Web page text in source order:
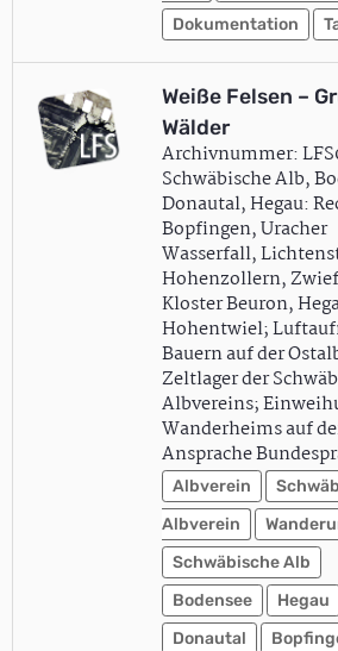
Dokumentation
Weiße Felsen –
Wälder
Archivnummer:
Schwäbische Alb,
Donautal, Hegau:
Bopfingen, Uracher
Wasserfall,
Hohenzollern,
Kloster Beuron,
Hohentwiel;
Bauern auf der
Zeltlager der
Albvereins;
Wanderheims auf
Ansprache
Albverein
Albverein
Schwäbische Alb
Bodensee
Hegau
Donautal